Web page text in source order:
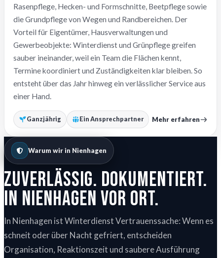
Rasenpflege, Hecken- und Formschnitte, Beetpflege sowie
die Grundpflege von Wegen und Randbereichen. Der
Vorteil für Eigentümer, Hausverwaltungen und
Gewerbeobjekte: Winterdienst und Grünpflege greifen
sauber ineinander, weil ein Team die Flächen kennt,
Termine koordiniert und Zuständigkeiten klar bleiben. So
entsteht über das Jahr hinweg ein verlässlicher Service aus
einer Hand.
Ganzjährig Ein Ansprechpartner Mehr erfahren
Warum wir in Nienhagen
Zuverlässig. Dokumentiert.
In Nienhagen vor Ort.
In Nienhagen ist Winterdienst Vertrauenssache: Wenn es
schneit oder über Nacht gefriert, entscheiden
Organisation, Reaktionszeit und saubere Ausführung